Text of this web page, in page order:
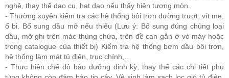
nghệ, thay thế dao cụ, hạt dao nếu thấy hiện tượng mòn.
- Thường xuyên kiểm tra các hệ thống bôi trơn đường trượt, vít me,
ổ bi. Bổ sung dầu mỡ nếu thiếu (Lưu ý: Bổ sung đúng chủng loại
dầu, mỡ ghi trên mác thùng chứa, trên đề can gắn ở vỏ máy hoặc
trong catalogue của thiết bị) Kiểm tra hệ thống bơm dầu bôi trơn,
hệ thống làm mát tủ điện, trục chính,…
- Thực hiện chế độ bảo dưỡng định kỳ, thay thế các chi tiết phụ